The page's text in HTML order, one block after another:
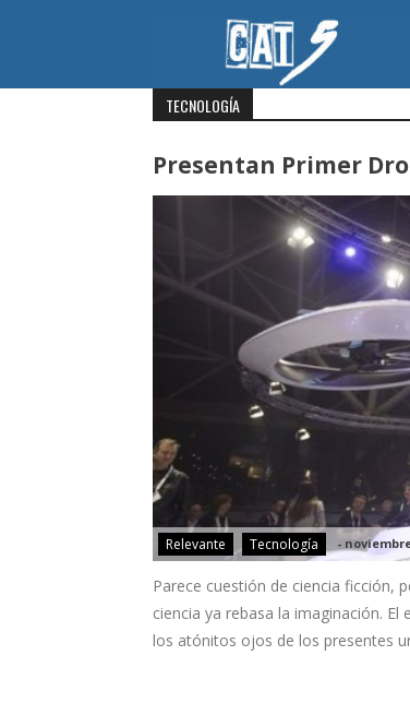
Cat 5
TECNOLOGÍA
Presentan Primer
Relevante Tecnología -
Parece cuestión de ciencia ficción,
ciencia ya rebasa la imaginación.
los atónitos ojos de los presentes